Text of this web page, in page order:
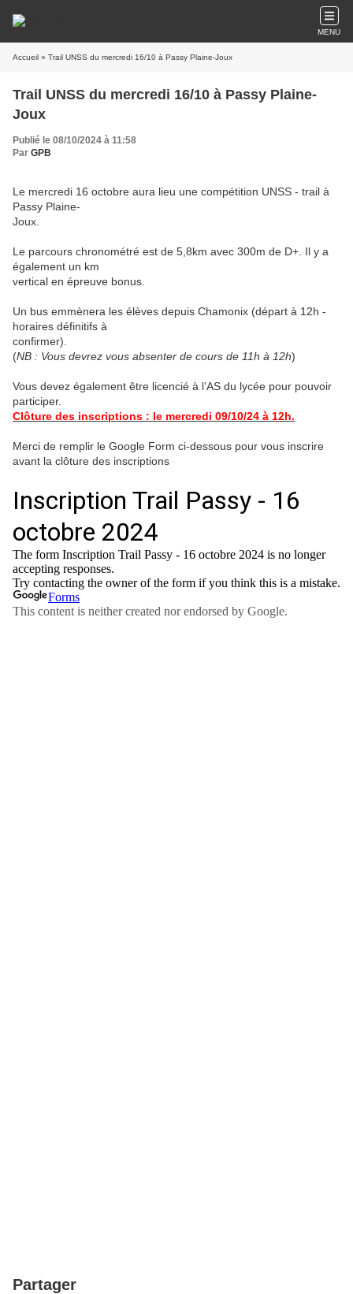
MENU
Accueil » Trail UNSS du mercredi 16/10 à Passy Plaine-Joux
Trail UNSS du mercredi 16/10 à Passy Plaine-
Joux
Publié le 08/10/2024 à 11:58
Par GPB
Le mercredi 16 octobre aura lieu une compétition UNSS - trail à
Passy Plaine-
Joux.
Le parcours chronométré est de 5,8km avec 300m de D+. Il y a
également un km
vertical en épreuve bonus.
Un bus emmènera les élèves depuis Chamonix (départ à 12h -
horaires définitifs à
confirmer).
(NB : Vous devrez vous absenter de cours de 11h à 12h)
Vous devez également être licencié à l’AS du lycée pour pouvoir
participer.
Clôture des inscriptions : le mercredi 09/10/24 à 12h.
Merci de remplir le Google Form ci-dessous pour vous inscrire
avant la clôture des inscriptions
Partager